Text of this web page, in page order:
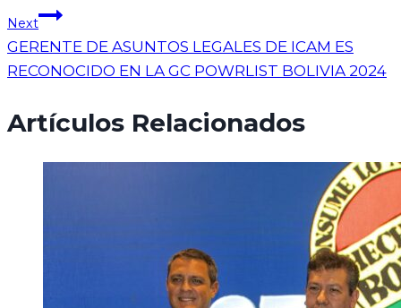
Next
GERENTE DE ASUNTOS LEGALES DE ICAM ES
RECONOCIDO EN LA GC POWRLIST BOLIVIA 2024
Artículos Relacionados